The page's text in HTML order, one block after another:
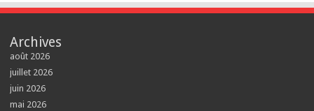
Archives
août 2026
juillet 2026
juin 2026
mai 2026